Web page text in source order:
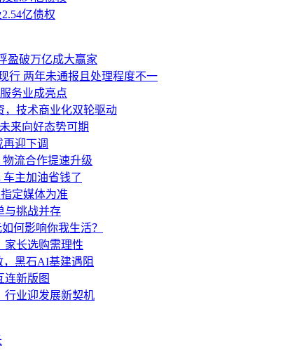
亿债权
盈破万亿成大赢家
行 两年未通报且处理程度不一
务业成亮点
，技术商业化双轮驱动
来向好态势可期
迎下调
物流合作提速升级
车主加油省钱了
定媒体为准
与挑战并存
何影响你我生活？
家长选购需理性
黑石AI基建遇阻
连新版图
行业迎发展新契机